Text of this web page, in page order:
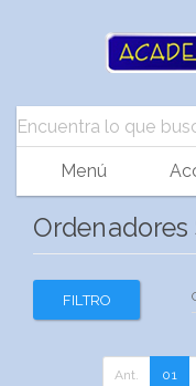
Menú
FILTRO
Ant. 01